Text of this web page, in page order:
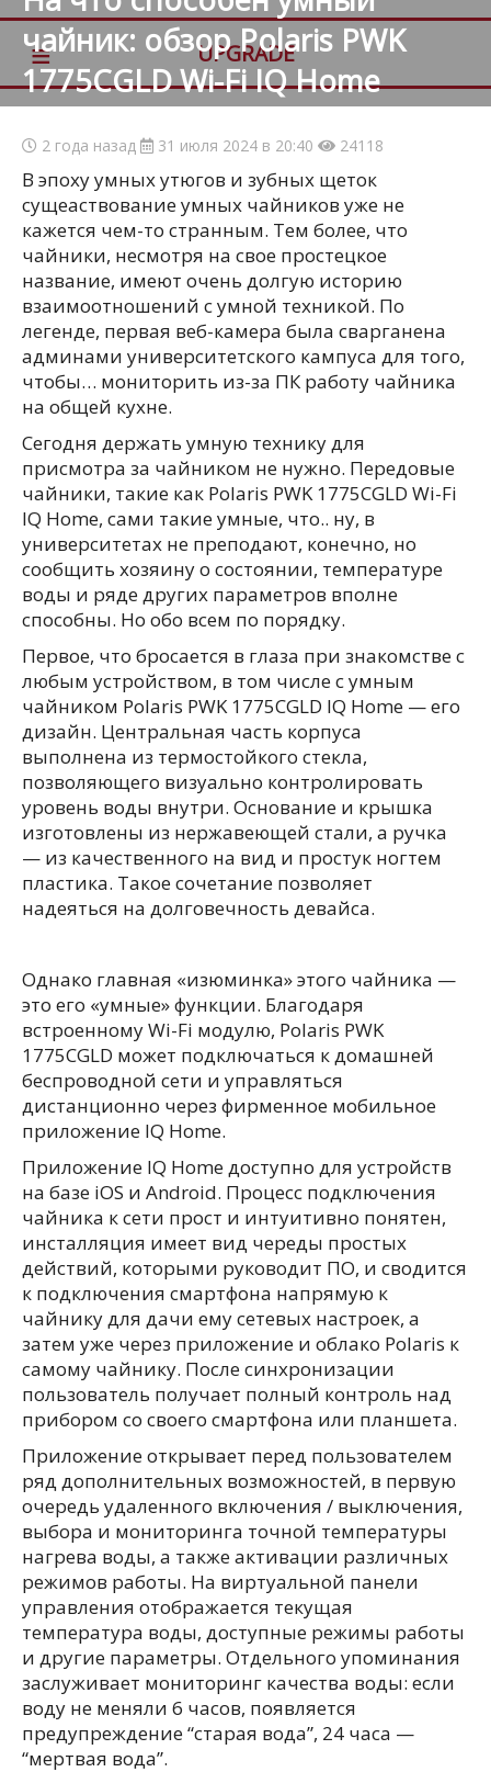
≡ UPGRADE
чайник: обзор Polaris PWK
1775CGLD Wi-Fi IQ Home
2 года назад 31 июля 2024 в 20:40 24118
В эпоху умных утюгов и зубных щеток
сущеаствование умных чайников уже не
кажется чем-то странным. Тем более, что
чайники, несмотря на свое простецкое
название, имеют очень долгую историю
взаимоотношений с умной техникой. По
легенде, первая веб-камера была сварганена
админами университетского кампуса для того,
чтобы… мониторить из-за ПК работу чайника
на общей кухне.
Сегодня держать умную технику для
присмотра за чайником не нужно. Передовые
чайники, такие как Polaris PWK 1775CGLD Wi-Fi
IQ Home, сами такие умные, что.. ну, в
университетах не преподают, конечно, но
сообщить хозяину о состоянии, температуре
воды и ряде других параметров вполне
способны. Но обо всем по порядку.
Первое, что бросается в глаза при знакомстве с
любым устройством, в том числе с умным
чайником Polaris PWK 1775CGLD IQ Home — его
дизайн. Центральная часть корпуса
выполнена из термостойкого стекла,
позволяющего визуально контролировать
уровень воды внутри. Основание и крышка
изготовлены из нержавеющей стали, а ручка
— из качественного на вид и простук ногтем
пластика. Такое сочетание позволяет
надеяться на долговечность девайса.
Однако главная «изюминка» этого чайника —
это его «умные» функции. Благодаря
встроенному Wi-Fi модулю, Polaris PWK
1775CGLD может подключаться к домашней
беспроводной сети и управляться
дистанционно через фирменное мобильное
приложение IQ Home.
Приложение IQ Home доступно для устройств
на базе iOS и Android. Процесс подключения
чайника к сети прост и интуитивно понятен,
инсталляция имеет вид череды простых
действий, которыми руководит ПО, и сводится
к подключения смартфона напрямую к
чайнику для дачи ему сетевых настроек, а
затем уже через приложение и облако Polaris к
самому чайнику. После синхронизации
пользователь получает полный контроль над
прибором со своего смартфона или планшета.
Приложение открывает перед пользователем
ряд дополнительных возможностей, в первую
очередь удаленного включения / выключения,
выбора и мониторинга точной температуры
нагрева воды, а также активации различных
режимов работы. На виртуальной панели
управления отображается текущая
температура воды, доступные режимы работы
и другие параметры. Отдельного упоминания
заслуживает мониторинг качества воды: если
воду не меняли 6 часов, появляется
предупреждение “старая вода”, 24 часа —
“мертвая вода”.